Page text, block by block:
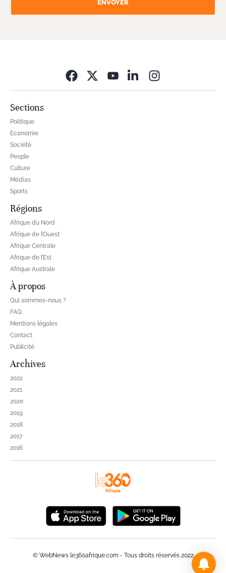
ENVOYER
Sections
Politique
Economie
Société
People
Culture
Médias
Sports
Régions
Afrique du Nord
Afrique de l’Ouest
Afrique Centrale
Afrique de l’Est
Afrique Australe
À propos
Qui sommes-nous ?
FAQ
Mentions légales
Contact
Publicité
Archives
2022
2021
2020
2019
2018
2017
2016
© WebNews le360afrique.com - Tous droits réservés 2022